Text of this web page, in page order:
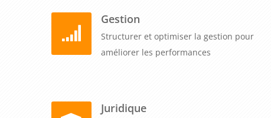
Gestion
Structurer et optimiser la gestion pour
améliorer les performances
Juridique